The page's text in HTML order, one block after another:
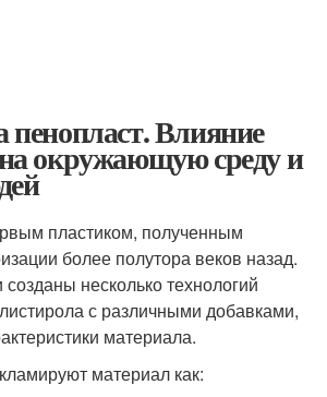
пенопласт. Влияние
окружающую среду и
пластиком, полученным
более полутора веков назад.
несколько технологий
с различными добавками,
материала.
материал как: